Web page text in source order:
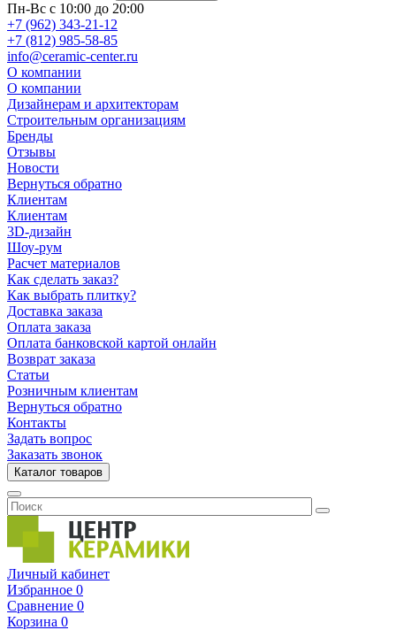
Пн-Вс с 10:00 до 20:00
+7 (962) 343-21-12
+7 (812) 985-58-85
info@ceramic-center.ru
О компании
О компании
Дизайнерам и архитекторам
Строительным организациям
Бренды
Отзывы
Новости
Вернуться обратно
Клиентам
Клиентам
3D-дизайн
Шоу-рум
Расчет материалов
Как сделать заказ?
Как выбрать плитку?
Доставка заказа
Оплата заказа
Оплата банковской картой онлайн
Возврат заказа
Статьи
Розничным клиентам
Вернуться обратно
Контакты
Задать вопрос
Заказать звонок
Каталог товаров
Личный кабинет
Избранное 0
Сравнение 0
Корзина 0